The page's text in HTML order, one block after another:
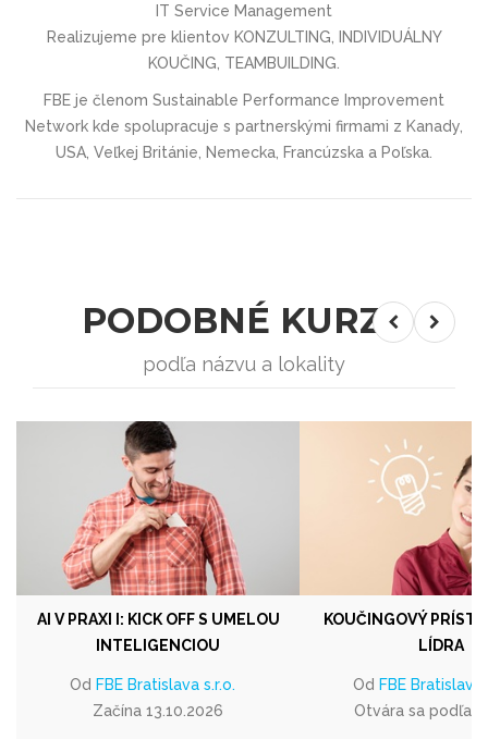
IT Service Management
Realizujeme pre klientov KONZULTING, INDIVIDUÁLNY
KOUČING, TEAMBUILDING.
FBE je členom Sustainable Performance Improvement
Network kde spolupracuje s partnerskými firmami z Kanady,
USA, Veľkej Británie, Nemecka, Francúzska a Poľska.
PODOBNÉ KURZY
podľa názvu a lokality
AI V PRAXI I: KICK OFF S UMELOU
INTELIGENCIOU
Od FBE Bratislava s.r.o.
Začína 13.10.2026
KOUČINGOVÝ
LÍDRA
Od FBE Bratislava
Otvára sa podľa